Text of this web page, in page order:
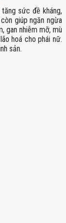
sức đề kháng,
giúp ngăn ngừa
gan nhiễm mỡ, mù
hoá cho phái nữ.
sản.